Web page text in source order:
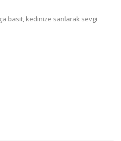
basit, kedinize sarılarak sevgi